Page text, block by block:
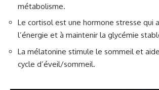
métabolisme.
Le cortisol est une hormone stresse qui
l’énergie et à maintenir la glycémie
La mélatonine stimule le sommeil et
cycle d’éveil/sommeil.